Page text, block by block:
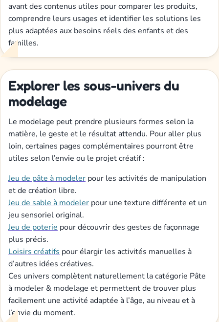
avant des contenus utiles pour comparer les produits,
comprendre leurs usages et identifier les solutions les
plus adaptées aux besoins réels des enfants et des
familles.
Explorer les sous-univers du
modelage
Le modelage peut prendre plusieurs formes selon la
matière, le geste et le résultat attendu. Pour aller plus
loin, certaines pages complémentaires pourront être
utiles selon l’envie ou le projet créatif :
Jeu de pâte à modeler pour les activités de manipulation
et de création libre.
Jeu de sable à modeler pour une texture différente et un
jeu sensoriel original.
Jeu de poterie pour découvrir des gestes de façonnage
plus précis.
Loisirs créatifs pour élargir les activités manuelles à
d’autres idées créatives.
Ces univers complètent naturellement la catégorie Pâte
à modeler & modelage et permettent de trouver plus
facilement une activité adaptée à l’âge, au niveau et à
l’envie du moment.